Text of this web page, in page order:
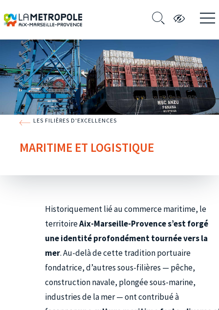
LES FILIÈRES D'EXCELLENCES
MARITIME ET LOGISTIQUE
Historiquement lié au commerce maritime, le
territoireAix-Marseille-Provence s’est forgé
une identité profondément tournée vers la
mer. Au-delà de cette tradition portuaire
fondatrice, d’autres sous-filières — pêche,
construction navale, plongée sous-marine,
industries de la mer — ont contribué à